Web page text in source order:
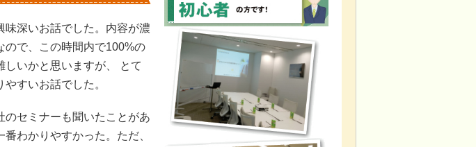
味深いお話でした。内容が濃
ので、この時間内で100%の
しいかと思いますが、 とて
やすいお話でした。
のセミナーも聞いたことがあ
番わかりやすかった。ただ、